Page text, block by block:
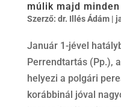
múlik majd minden
Szerző: dr. Illés Ádám|
Január 1-jével
Perrendtartás (Pp.),
helyezi a polgári
korábbinál jóval